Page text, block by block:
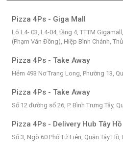
Pizza 4Ps - Giga Mall
Lô L4- 03, L4-04, tầng 4, TTTM
(Phạm Văn Đồng), Hiệp Bình Chánh,
Pizza 4Ps - Take Away
Hẻm 493 Nơ Trang Long, Phường 13,
Pizza 4Ps - Take Away
Số 12 đường số 26, P. Bình Trưng Tây,
Pizza 4Ps - Delivery Hub Tây Hồ
Số 3, Ngõ 60 Phố Tứ Liên, Quận Tây Hồ,